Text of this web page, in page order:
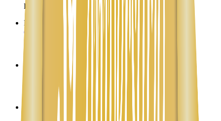
Envíos a Nicaragua desde La Loma
La Luz
(323) 953-8100
Envíos a Nicaragua desde La Luz
NM
(323) 953-8100
Envíos a Nicaragua desde La Madera
NM
(323) 953-8100